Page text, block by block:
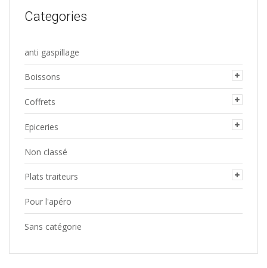
Categories
anti gaspillage
Boissons
Coffrets
Epiceries
Non classé
Plats traiteurs
Pour l'apéro
Sans catégorie